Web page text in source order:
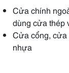
Cửa chính
dùng cửa thép
Cửa cổng, cửa
nhựa